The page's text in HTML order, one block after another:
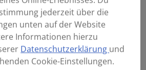
jederzeit über die
unten auf der Website
Informationen hierzu
Datenschutzerklärung und
Cookie-Einstellungen.